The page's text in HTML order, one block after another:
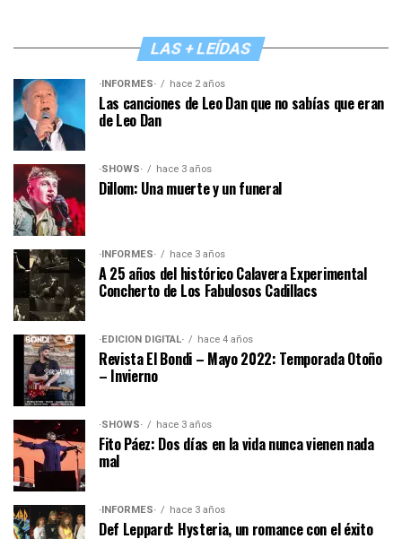
LAS + LEÍDAS
·INFORMES· hace 2 años
Las canciones de Leo Dan que no sabías que eran
de Leo Dan
·SHOWS· hace 3 años
Dillom: Una muerte y un funeral
·INFORMES· hace 3 años
A 25 años del histórico Calavera Experimental
Concherto de Los Fabulosos Cadillacs
·EDICIÓN DIGITAL· hace 4 años
Revista El Bondi – Mayo 2022: Temporada Otoño
– Invierno
·SHOWS· hace 3 años
Fito Páez: Dos días en la vida nunca vienen nada
mal
·INFORMES· hace 3 años
Def Leppard: Hysteria, un romance con el éxito